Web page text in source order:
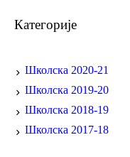
Категорије
Школска 2020-21
Школска 2019-20
Школска 2018-19
Школска 2017-18